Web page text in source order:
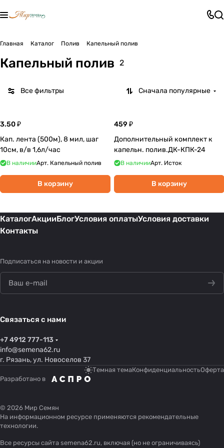
Главная Каталог Полив Капельный полив
Капельный полив 2
Все фильтры Сначала популярные
3.50 ₽
Кап. лента (500м), 8 мил, шаг
10см, в/в 1,6л/час
В наличииАрт. Капельный полив
В корзину
459 ₽
Дополнительный комплект к
капельн. полив.ДК-КПК-24
В наличииАрт. Исток
В корзину
КаталогАкцииБлогУсловия оплатыУсловия доставки
Контакты
Подписаться на новости и акции
Связаться с нами
+7 4912 777-113
info@semena62.ru
г. Рязань, ул. Новоселов 37
Темная темаКонфиденциальностьОферта
Разработано в
© 2026 Мир Семян
На информационном ресурсе применяются рекомендательные
технологии.
Все ресурсы сайта semena62.ru, включая (но не ограничиваясь)